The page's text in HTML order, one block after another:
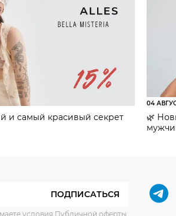
и самый красивый секрет
04
🌿
ПОДПИСАТЬСЯ
условия Публичной оферты